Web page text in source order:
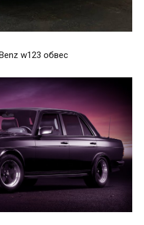
w123 обвес